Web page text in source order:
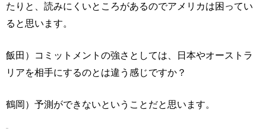
たりと、読みにくいところがあるのでアメリカは困ってい
ると思います。
飯田）コミットメントの強さとしては、日本やオーストラ
リアを相手にするのとは違う感じですか？
鶴岡）予測ができないということだと思います。